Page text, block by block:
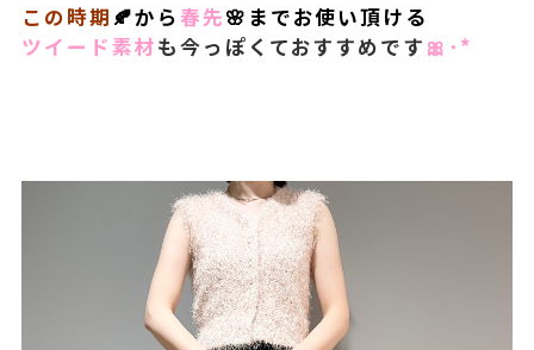
この時期 🍂から 春先🌸までお使い頂ける
ツイード素材も今っぽくておすすめです 🎀･*